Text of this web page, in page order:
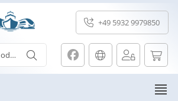
+49 5932 9979850